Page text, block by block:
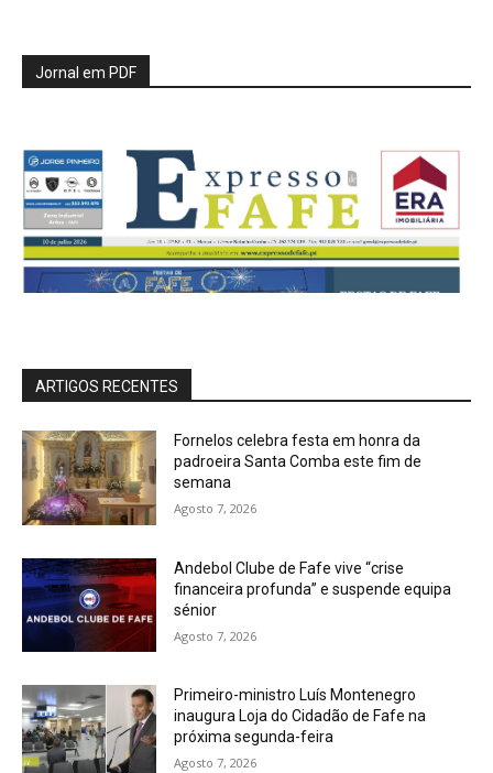
Jornal em PDF
ARTIGOS RECENTES
Fornelos celebra festa em honra da
padroeira Santa Comba este fim de
semana
Agosto 7, 2026
Andebol Clube de Fafe vive “crise
financeira profunda” e suspende equipa
sénior
Agosto 7, 2026
Primeiro-ministro Luís Montenegro
inaugura Loja do Cidadão de Fafe na
próxima segunda-feira
Agosto 7, 2026